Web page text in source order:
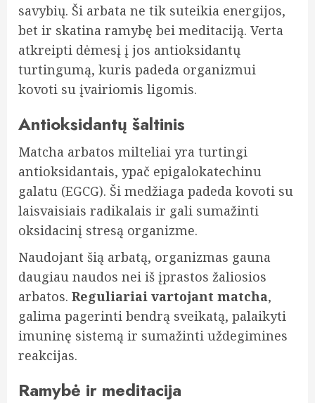
savybių. Ši arbata ne tik suteikia energijos,
bet ir skatina ramybę bei meditaciją. Verta
atkreipti dėmesį į jos antioksidantų
turtingumą, kuris padeda organizmui
kovoti su įvairiomis ligomis.
Antioksidantų šaltinis
Matcha arbatos milteliai yra turtingi
antioksidantais, ypač epigalokatechinu
galatu (EGCG). Ši medžiaga padeda kovoti su
laisvaisiais radikalais ir gali sumažinti
oksidacinį stresą organizme.
Naudojant šią arbatą, organizmas gauna
daugiau naudos nei iš įprastos žaliosios
arbatos. Reguliariai vartojant matcha,
galima pagerinti bendrą sveikatą, palaikyti
imuninę sistemą ir sumažinti uždegimines
reakcijas.
Ramybė ir meditacija